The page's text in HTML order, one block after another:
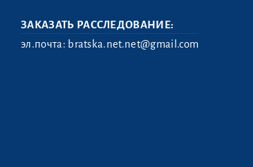
ЗАКАЗАТЬ РАССЛЕДОВАНИЕ:
эл.почта: bratska.net.net@gmail.com